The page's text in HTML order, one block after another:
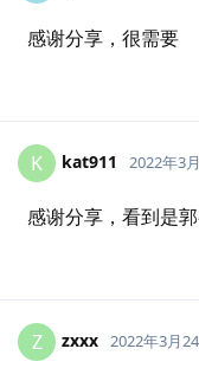
感谢分享，很需要
K kat911 2022年3
感谢分享，看到是
Z zxxx 2022年3月